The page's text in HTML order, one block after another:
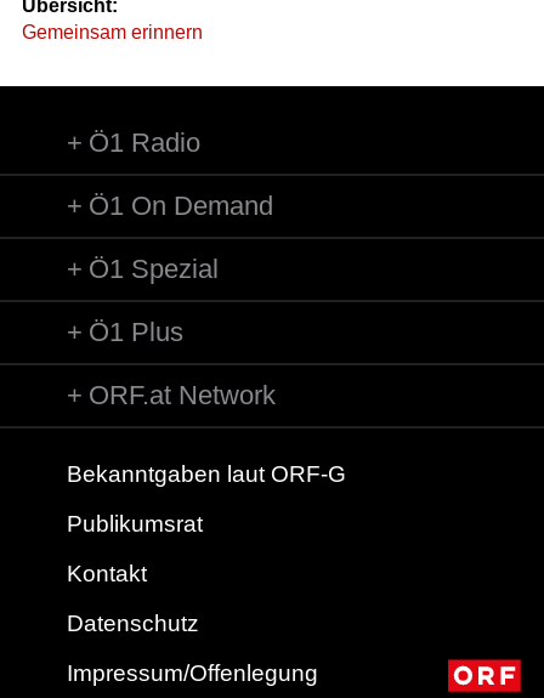
Übersicht:
Gemeinsam erinnern
Ö1 Radio
Ö1 On Demand
Ö1 Spezial
Ö1 Plus
ORF.at Network
Bekanntgaben laut ORF-G
Publikumsrat
Kontakt
Datenschutz
Impressum/Offenlegung